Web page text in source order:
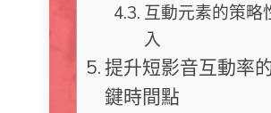
互動元素的策略
入
提升短影音互動率
鍵時間點